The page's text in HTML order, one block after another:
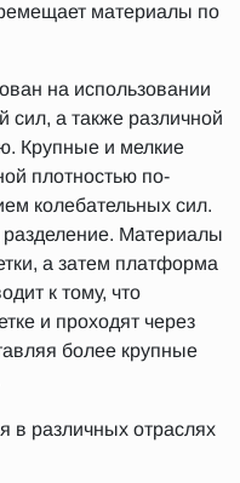
материалы по
на использовании
сил, а также различной
Крупные и мелкие
плотностью по-
колебательных сил.
разделение. Материалы
а затем платформа
к тому, что
и проходят через
более крупные
в различных отраслях